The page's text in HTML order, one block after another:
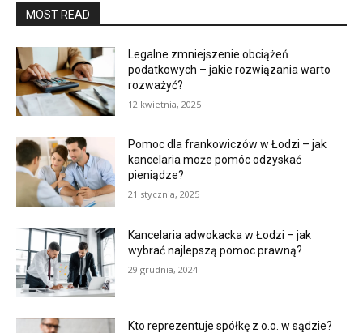
MOST READ
Legalne zmniejszenie obciążeń
podatkowych – jakie rozwiązania warto
rozważyć?
12 kwietnia, 2025
Pomoc dla frankowiczów w Łodzi – jak
kancelaria może pomóc odzyskać
pieniądze?
21 stycznia, 2025
Kancelaria adwokacka w Łodzi – jak
wybrać najlepszą pomoc prawną?
29 grudnia, 2024
Kto reprezentuje spółkę z o.o. w sądzie?